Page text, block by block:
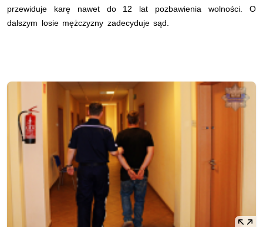
przewiduje karę nawet do 12 lat pozbawienia wolności. O
dalszym losie mężczyzny zadecyduje sąd.